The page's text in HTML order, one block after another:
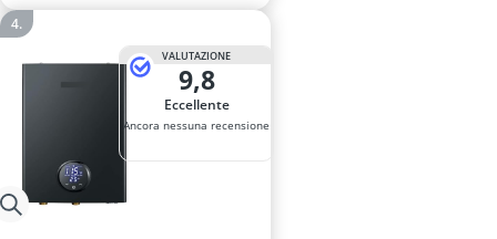
VALUTAZIONE
9,8
Eccellente
Ancora nessuna recensione